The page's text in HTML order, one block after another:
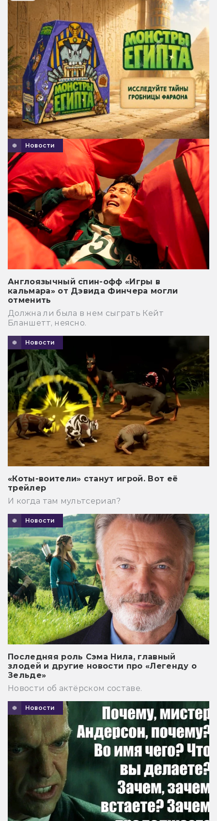
Новости
Англоязычный спин-офф «Игры в
кальмара» от Дэвида Финчера могли
отменить
Должна ли была в нем сыграть Кейт
Бланшетт, неясно.
Новости
«Коты-воители» станут игрой. Вот её
трейлер
И когда там мультсериал?
Новости
Последняя роль Сэма Нила, главный
злодей и другие новости про «Легенду о
Зельде»
Новости об актёрском составе.
Новости